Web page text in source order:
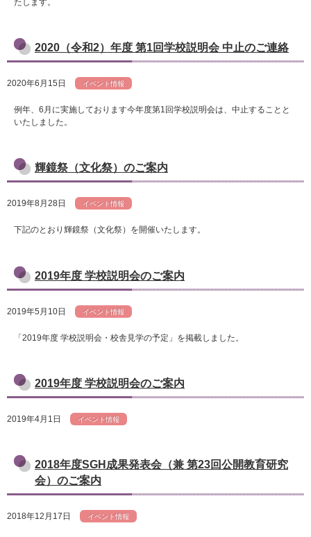
たします。
2020（令和2）年度 第1回学校説明会 中止のご連絡
2020年6月15日 イベント情報
例年、6月に実施しております今年度第1回学校説明会は、中止することと
いたしました。
輝鏡祭（文化祭）のご案内
2019年8月28日 イベント情報
下記のとおり輝鏡祭（文化祭）を開催いたします。
2019年度 学校説明会のご案内
2019年5月10日 イベント情報
「2019年度 学校説明会・校舎見学の予定」を掲載しました。
2019年度 学校説明会のご案内
2019年4月1日 イベント情報
2018年度SGH成果発表会（兼 第23回公開教育研究
会）のご案内
2018年12月17日 イベント情報